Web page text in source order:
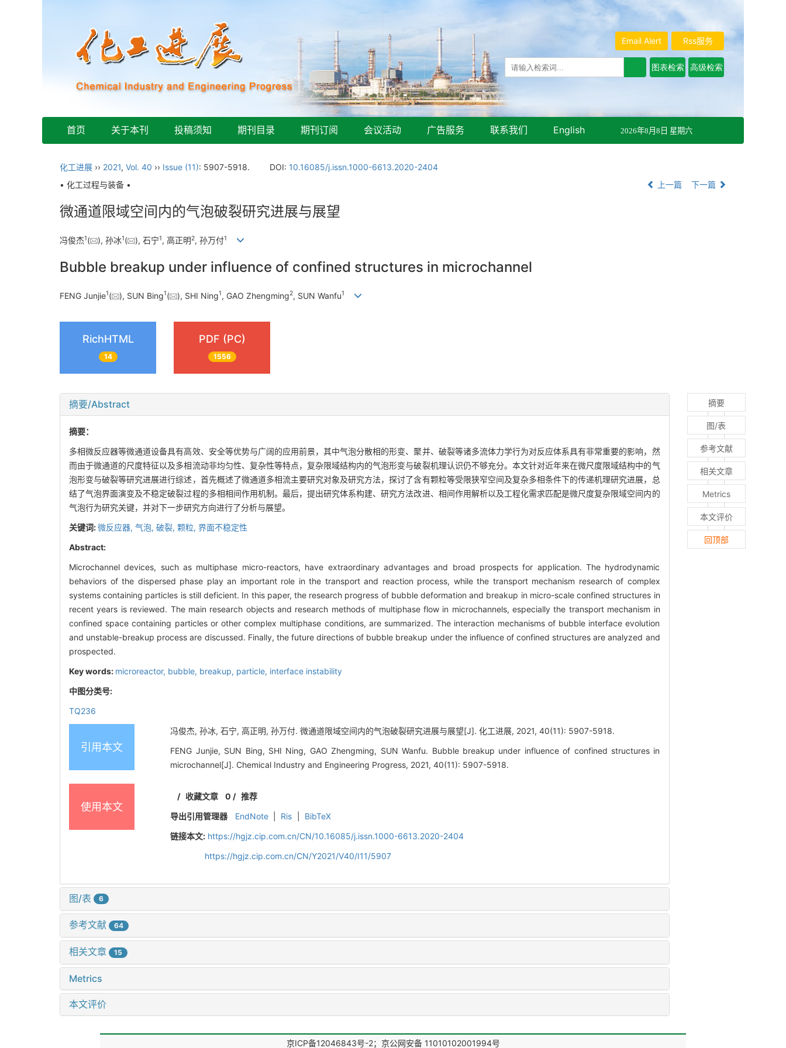
Rss服务
Email Alert
首页 关于本刊 投稿须知 期刊目录 期刊订阅 会议活动 广告服务 联系我们 English 2026年8月8日 星期六
化工进展 ›› 2021, Vol. 40 ›› Issue (11): 5907-5918. DOI: 10.16085/j.issn.1000-6613.2020-2404
• 化工过程与装备 •
上一篇 下一篇
微通道限域空间内的气泡破裂研究进展与展望
冯俊杰1( ), 孙冰1( ), 石宁1, 高正明2, 孙万付1
Bubble breakup under influence of confined structures in microchannel
FENG Junjie1( ), SUN Bing1( ), SHI Ning1, GAO Zhengming2, SUN Wanfu1
RichHTML
14
PDF (PC)
1556
摘要/Abstract
摘要：
多相微反应器等微通道设备具有高效、安全等优势与广阔的应用前景，其中气泡分散相的形变、聚并、破裂等诸多流体力学行为对反应体系具有非常重要的影响，然
而由于微通道的尺度特征以及多相流动非均匀性、复杂性等特点，复杂限域结构内的气泡形变与破裂机理认识仍不够充分。本文针对近年来在微尺度限域结构中的气
泡形变与破裂等研究进展进行综述，首先概述了微通道多相流主要研究对象及研究方法，探讨了含有颗粒等受限狭窄空间及复杂多相条件下的传递机理研究进展，总
结了气泡界面演变及不稳定破裂过程的多相相间作用机制。最后，提出研究体系构建、研究方法改进、相间作用解析以及工程化需求匹配是微尺度复杂限域空间内的
气泡行为研究关键，并对下一步研究方向进行了分析与展望。
关键词:微反应器, 气泡, 破裂, 颗粒, 界面不稳定性
Abstract:
Microchannel devices, such as multiphase micro-reactors, have extraordinary advantages and broad prospects for application. The hydrodynamic
behaviors of the dispersed phase play an important role in the transport and reaction process, while the transport mechanism research of complex
systems containing particles is still deficient. In this paper, the research progress of bubble deformation and breakup in micro-scale confined structures in
recent years is reviewed. The main research objects and research methods of multiphase flow in microchannels, especially the transport mechanism in
confined space containing particles or other complex multiphase conditions, are summarized. The interaction mechanisms of bubble interface evolution
and unstable-breakup process are discussed. Finally, the future directions of bubble breakup under the influence of confined structures are analyzed and
prospected.
Key words: microreactor, bubble, breakup, particle, interface instability
中图分类号:
TQ236
引用本文
冯俊杰, 孙冰, 石宁, 高正明, 孙万付. 微通道限域空间内的气泡破裂研究进展与展望[J]. 化工进展, 2021, 40(11): 5907-5918.
FENG Junjie, SUN Bing, SHI Ning, GAO Zhengming, SUN Wanfu. Bubble breakup under influence of confined structures in
microchannel[J]. Chemical Industry and Engineering Progress, 2021, 40(11): 5907-5918.
使用本文
/ 收藏文章 0 / 推荐
导出引用管理器
EndNote Ris
BibTeX
链接本文: https://hgjz.cip.com.cn/CN/10.16085/j.issn.1000-6613.2020-2404
https://hgjz.cip.com.cn/CN/Y2021/V40/I11/5907
图/表 6
参考文献 64
相关文章 15
Metrics
本文评价
摘要
图/表
参考文献
相关文章
Metrics
本文评价
回顶部
京ICP备12046843号-2；京公网安备 11010102001994号